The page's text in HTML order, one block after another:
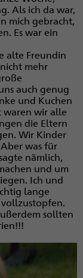
Als ich da war,
mich gebracht,
Es war ein
alte Freundin
mehr
auch genug
und Kuchen
waren wir alle
die Eltern
Wir Kinder
was für
nämlich,
und um
Ich und
lange
sollten